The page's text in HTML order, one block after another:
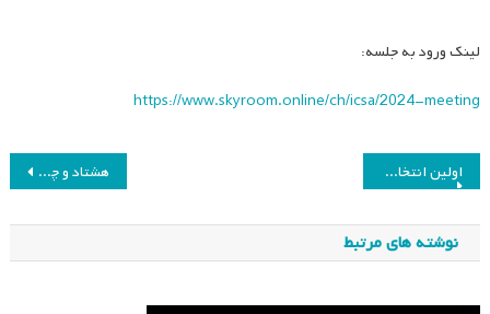
لینک ورود به جلسه:
https://www.skyroom.online/ch/icsa/2024-meeting
راهبری
نوشته
هشتاد و چهارمین جلسه هیئت مدیره انجمن مطالعات برنامه درسی ایران اولین انتخابات انجمن مطالعات برنامه درسی شعبه بوشهر برگزار می‌شود
نوشته های مرتبط